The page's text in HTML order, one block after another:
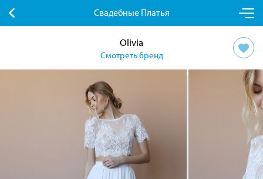
Свадебные Платья
Olivia
Смотреть бренд